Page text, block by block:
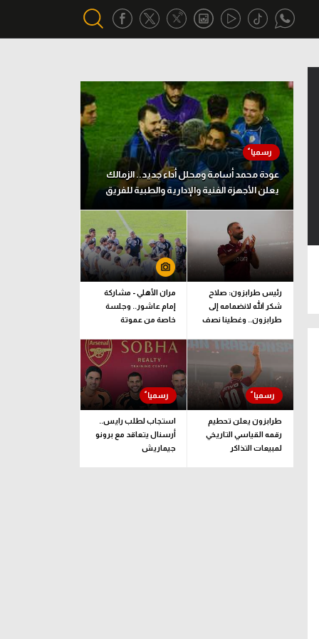
أقسام خاصة
Gamers
ميركاتو
تحقيق في الجول
تقرير في الجول
تحليل في الجول
حكايات في الجول
كويز في الجول
فيديو في الجول
عودة محمد أسامة ومحلل أداء جديد.. الزمالك
يعلن الأجهزة الفنية والإدارية والطبية للفريق
رئيس طرابزون: صلاح
شكر الله لانضمامه إلى
طرابزون.. وغطينا نصف
مران الأهلي - مشاركة
إمام عاشور.. وجلسة
خاصة من عموتة
طرابزون يعلن تحطيم
رقمه القياسي التاريخي
لمبيعات التذاكر
استجاب لطلب رايس..
أرسنال يتعاقد مع برونو
جيماريش